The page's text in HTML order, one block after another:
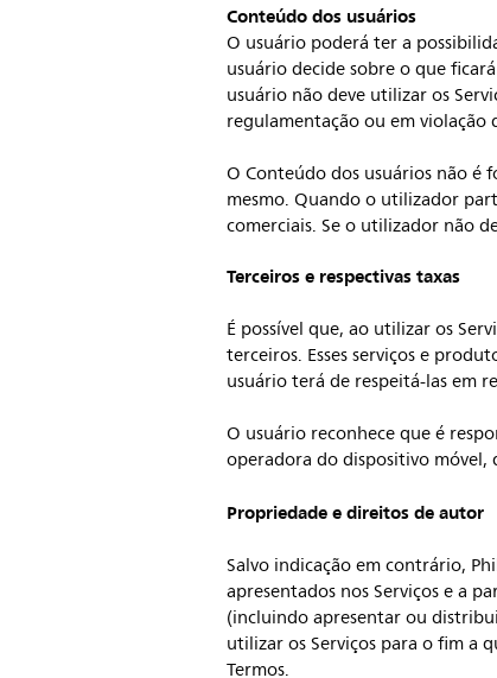
Conteúdo dos usuários
O usuário poderá ter a
usuário decide sobre o que
usuário não deve utilizar os
regulamentação ou em violação
O Conteúdo dos usuários não é
mesmo. Quando o utilizador
comerciais. Se o utilizador não
Terceiros e respectivas taxas
É possível que, ao utilizar os
terceiros. Esses serviços e
usuário terá de respeitá-las em
O usuário reconhece que é
operadora do dispositivo móvel,
Propriedade e direitos de autor
Salvo indicação em contrário,
apresentados nos Serviços e a
(incluindo apresentar ou
utilizar os Serviços para o fim a
Termos.